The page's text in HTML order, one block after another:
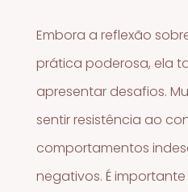
Embora a reflexão
prática poderosa, ela
apresentar desafios.
sentir resistência ao
comportamentos
negativos. É